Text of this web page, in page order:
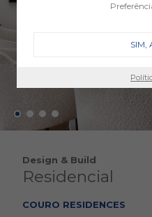
Design & Build
Residencial
COURO RESIDENCES
SIM,